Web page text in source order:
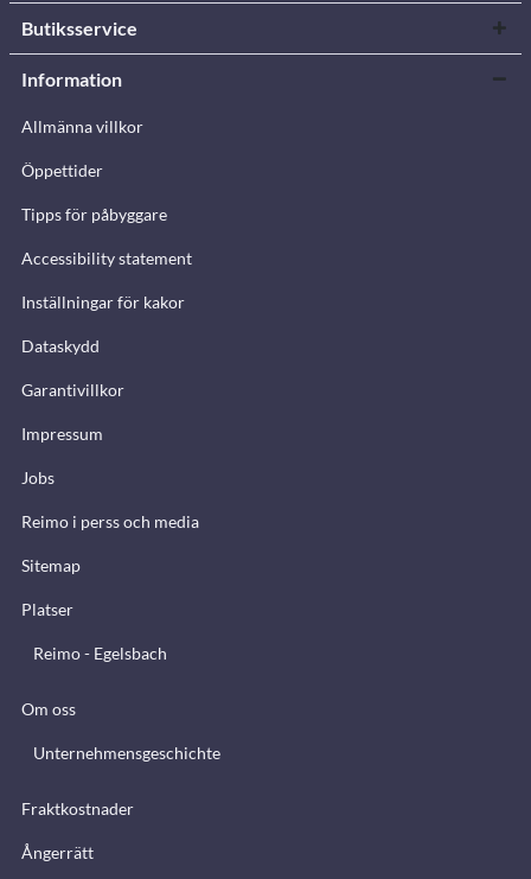
Butiksservice
Information
Allmänna villkor
Öppettider
Tipps för påbyggare
Accessibility statement
Inställningar för kakor
Dataskydd
Garantivillkor
Impressum
Jobs
Reimo i perss och media
Sitemap
Platser
Reimo - Egelsbach
Om oss
Unternehmensgeschichte
Fraktkostnader
Ångerrätt